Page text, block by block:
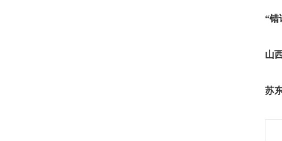
“错
山
苏